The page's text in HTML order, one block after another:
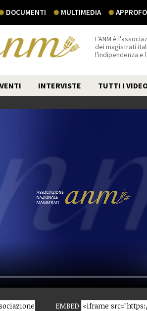
DOCUMENTI MULTIMEDIA
L'ANM è
dei magistrati
l'indipendenza e
INTERVISTE TUTTI I
EMBED